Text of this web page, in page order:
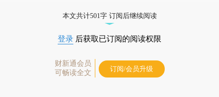
本文共计501字 订阅后继续阅读
登录 后获取已订阅的阅读权限
财新通会员
可畅读全文
订阅/会员升级